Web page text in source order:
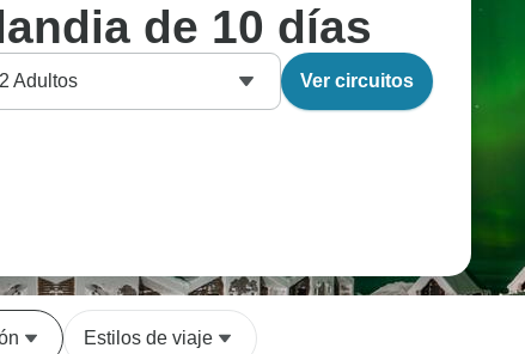
de 10 días
2 Adultos Ver circuitos
Estilos de viaje